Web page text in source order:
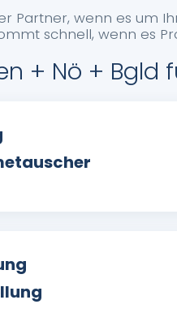
Partner, wenn es um
schnell, wenn es
+ Nö +